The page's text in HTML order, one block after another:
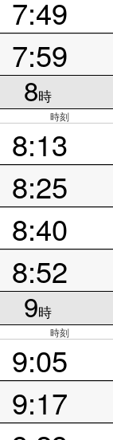
7:49
7:59
8時
時刻
8:13
8:25
8:40
8:52
9時
時刻
9:05
9:17